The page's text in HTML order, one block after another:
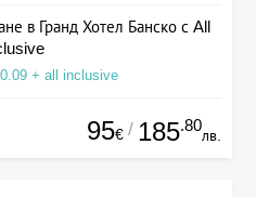
в Гранд Хотел Банско с All
+ all inclusive
95€ / 185.80
лв.